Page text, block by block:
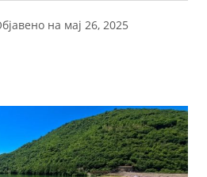
на мај 26, 2025